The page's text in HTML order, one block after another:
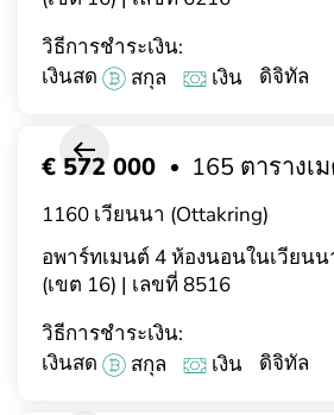
วิธีการชำระเงิน:
เงินสด
สกุล เงิน ดิจิทัล
อพาร์ทเมนต์ 4 ห้องนอนในเวียน
(เขต 16) | เลขที่ 8516
€ 572 000 165 ตารางเ
1160 เวียนนา (Ottakring)
วิธีการชำระเงิน:
เงินสด
สกุล เงิน ดิจิทัล